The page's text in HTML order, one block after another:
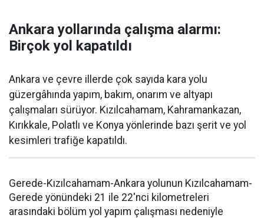
Ankara yollarında çalışma alarmı:
Birçok yol kapatıldı
Ankara ve çevre illerde çok sayıda kara yolu
güzergâhında yapım, bakım, onarım ve altyapı
çalışmaları sürüyor. Kızılcahamam, Kahramankazan,
Kırıkkale, Polatlı ve Konya yönlerinde bazı şerit ve yol
kesimleri trafiğe kapatıldı.
Gerede-Kızılcahamam-Ankara yolunun Kızılcahamam-
Gerede yönündeki 21 ile 22'nci kilometreleri
arasındaki bölüm yol yapım çalışması nedeniyle